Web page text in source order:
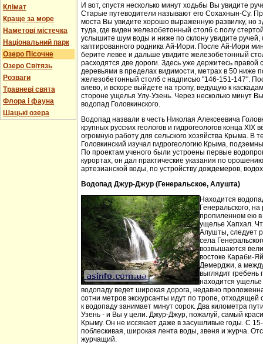
Клімат
Краще за море
Наметові містечка
Національний парк
Озеро Пісочне
Озеро Світязь
Розваги
Травневі свята
Флора і фауна
Шацькі озера
И вот, спустя несколько минут ходьбы Вы увидите
Старые путеводители называют его Сохахнын-Су.
моста Вы увидите хорошо выраженную развилку, но
туда, где виден железобетонный столб с полу
услышите шум воды и ниже по склону увидите
каптированного родника Ай-Иори. После Ай-Иори
берите левее и дальше увидите железобетонный
расходятся две дороги. Здесь уже держитесь правой
деревьями в пределах видимости, метрах в 50 ниже
железобетонный столб с надписью "146-151-147".
влево, и вскоре выйдете на тропу, ведущую к
стороне ущелья Улу-Узень. Через несколько минут
водопад Головкинского.
Водопад назвали в честь Николая Алексеевича
крупных русских геологов и гидрогеологов конца XIX
огромную работу для сельского хозяйства Крыма. В
Головкинский изучал гидрогеологию Крыма,
По проектам ученого были устроены первые
курортах, он дал практические указания по
артезианской воды, по устройству дождемеров,
Водопад Джур-Джур (Генеральское, Алушта)
Находится
Генеральского,
пропиленном ею в
ущелье Хапхал.
Алушты, следует
села
возвышаются
востоке Караби-
Демерджи, а
выглядит гребень
находится
водопаду ведет широкая дорога, недавно
сотни метров экскурсанты идут по тропе, отходящей
к водопаду занимает минут сорок. Два километра
Узень - и Вы у цели. Джур-Джур, пожалуй, самый
Крыму. Он не иссякает даже в засушливые годы. С
поблескивая, широкая лента воды, звеня и журча.
журчащий.